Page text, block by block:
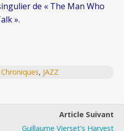
de « The Man Who
».
Chroniques, JAZZ
Article Suivant
Guillaume Vierset's Harvest